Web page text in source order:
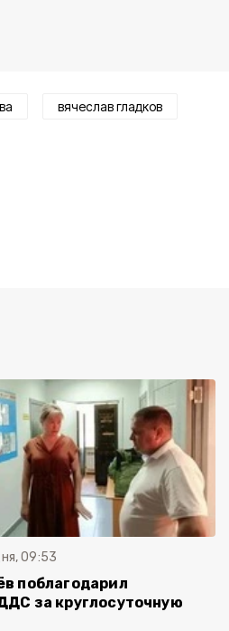
вячеслав гладков
09:53
поблагодарил
за круглосуточную